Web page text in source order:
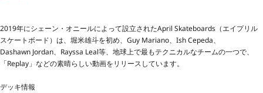
2019年にシェーン・オニールによって設立されたApril Skateboards（エイプリル
スケートボード）は、 堀米雄斗を初め、Guy Mariano、Ish Cepeda、
Dashawn Jordan、Rayssa Leal等、 地球上で最もテクニカルなチームの一つで、
「Replay」などの素晴らしい動画をリリースしています。
デッキ情報